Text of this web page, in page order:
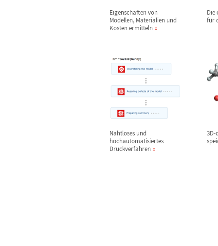
Eigenschaften von
Modellen, Materialien und
Kosten ermitteln
Die
für
Nahtloses und
hochautomatisiertes
Druckverfahren
3D-